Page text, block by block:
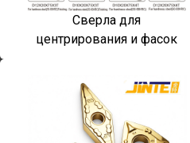
Сверла для
центрирования и фасок